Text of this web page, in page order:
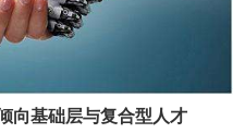
向基础层与复合型人才